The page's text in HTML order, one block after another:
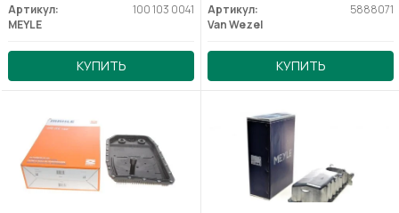
Артикул:
100 103 0041
MEYLE
КУПИТЬ
Артикул:
5888071
Van Wezel
КУПИТЬ